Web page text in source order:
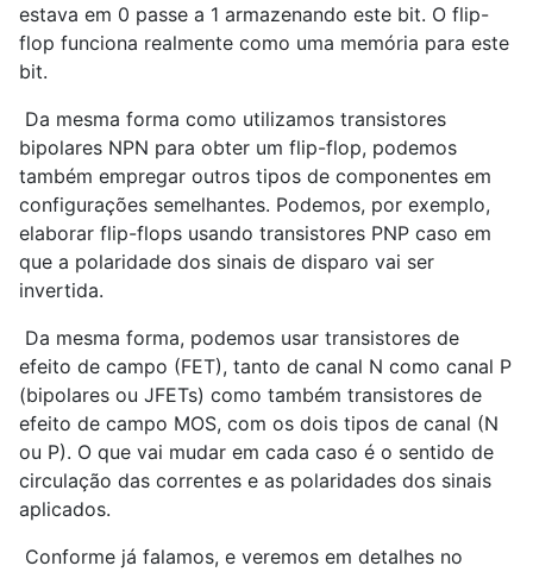
estava em 0 passe a 1 armazenando este bit. O flip-
flop funciona realmente como uma memória para este
bit.
Da mesma forma como utilizamos transistores
bipolares NPN para obter um flip-flop, podemos
também empregar outros tipos de componentes em
configurações semelhantes. Podemos, por exemplo,
elaborar flip-flops usando transistores PNP caso em
que a polaridade dos sinais de disparo vai ser
invertida.
Da mesma forma, podemos usar transistores de
efeito de campo (FET), tanto de canal N como canal P
(bipolares ou JFETs) como também transistores de
efeito de campo MOS, com os dois tipos de canal (N
ou P). O que vai mudar em cada caso é o sentido de
circulação das correntes e as polaridades dos sinais
aplicados.
Conforme já falamos, e veremos em detalhes no